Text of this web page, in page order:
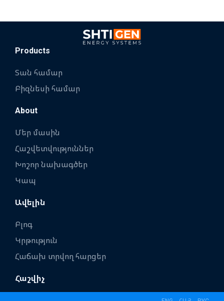
Products
Տան համար
Բիզնեսի համար
About
Մեր մասին
Հաշվետվություններ
Խոշոր նախագծեր
Կապ
Ավելին
Բլոգ
Կրթություն
Հաճախ տրվող հարցեր
Հաշվիչ